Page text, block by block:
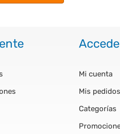
Mi cuenta
Mis pedidos
Categorías